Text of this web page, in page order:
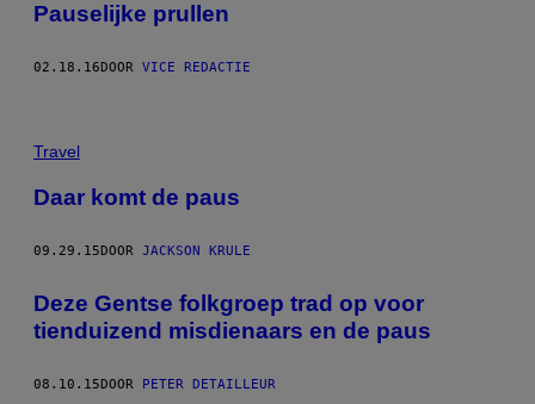
Pauselijke prullen
02.18.16 DOOR VICE REDACTIE
Travel
Daar komt de paus
09.29.15DOOR JACKSON KRULE
Deze Gentse folkgroep trad op voor
tienduizend misdienaars en de paus
08.10.15 DOOR PETER DETAILLEUR